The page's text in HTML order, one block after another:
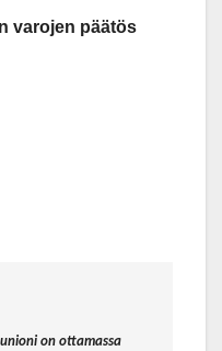
varojen päätös
on ottamassa